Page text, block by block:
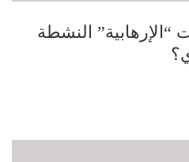
“الإرهابية” النشطة